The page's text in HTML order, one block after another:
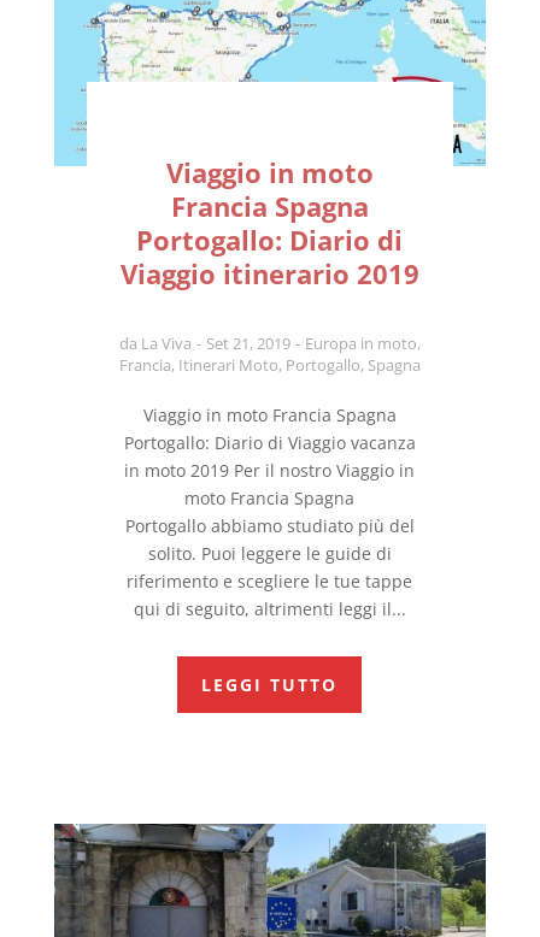
Viaggio in moto
Francia Spagna
Portogallo: Diario di
Viaggio itinerario 2019
da La Viva Set 21, 2019 Europa in moto,
Francia, Itinerari Moto, Portogallo, Spagna
Viaggio in moto Francia Spagna
Portogallo: Diario di Viaggio vacanza
in moto 2019 Per il nostro Viaggio in
moto Francia Spagna
Portogallo abbiamo studiato più del
solito. Puoi leggere le guide di
riferimento e scegliere le tue tappe
qui di seguito, altrimenti leggi il...
LEGGI TUTTO